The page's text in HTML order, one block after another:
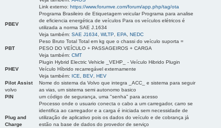
Link externo: https://www.forumve.com/forum/app.php/tag/ota
PBEV
Programa Brasileiro de Etiquetagem veicular Programa para analise
de eficiencia energética de veículos Para os veículos elétricos é
utilizada a norma SAE J.1634
Veja também: SAE J1634 WLTP EPA NEDC
PBT
Peso Bruto Total Total em kg que o chassi do veículo suporta =
PESO DO VEÍCULO + PASSAGEIROS + CARGA
Veja também: CMT
PHEV
Plugin Hybrid Electric Vehicle _VEHP_ - Veículo Hibrido Plugin
Veículo Híbrido recarregável externamente
Veja também: ICE BEV HEV
Pilot Assist
volvo
Nome do sistema da Volvo que integra _ACC_ e sistema para seguir
as vias, um sistema semi autonomo basico
PIN
um código de segurança, uma "senha" para acesso
Plug and
Charge
Processo onde o usuario conecta o cabo a um carregador, carro se
identifica ao carregador e a carga é iniciada sem necessidade de
utilização de aplicativo pois os dados do veículo e de cobrança já
estão na base de dados do provedor de serviço